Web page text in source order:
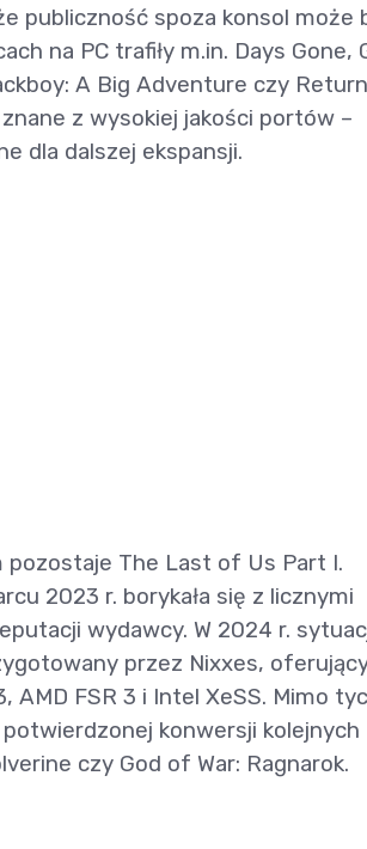
publiczność spoza konsol może
na PC trafiły m.in. Days Gone,
A Big Adventure czy
z wysokiej jakości portów –
dla dalszej ekspansji.
The Last of Us Part I.
2023 r. borykała się z licznymi
wydawcy. W 2024 r.
przez Nixxes,
AMD FSR 3 i Intel XeSS. Mimo
konwersji kolejnych
czy God of War: Ragnarok.